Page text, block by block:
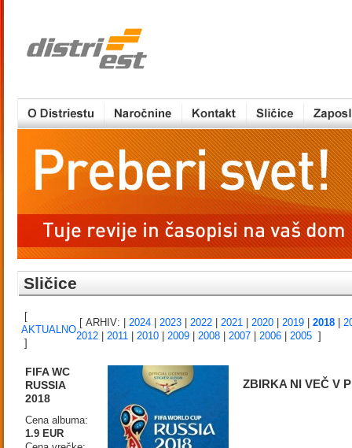
Sličice
[
AKTUALNO
]
[ ARHIV: 2024 2023 2022 2021 2020 2019 2018
2012
2011 2010 2009 2008 2007 2006 2005 ]
FIFA WC
RUSSIA
2018
Cena albuma:
1.9 EUR
ZBIRKA NI VEČ V